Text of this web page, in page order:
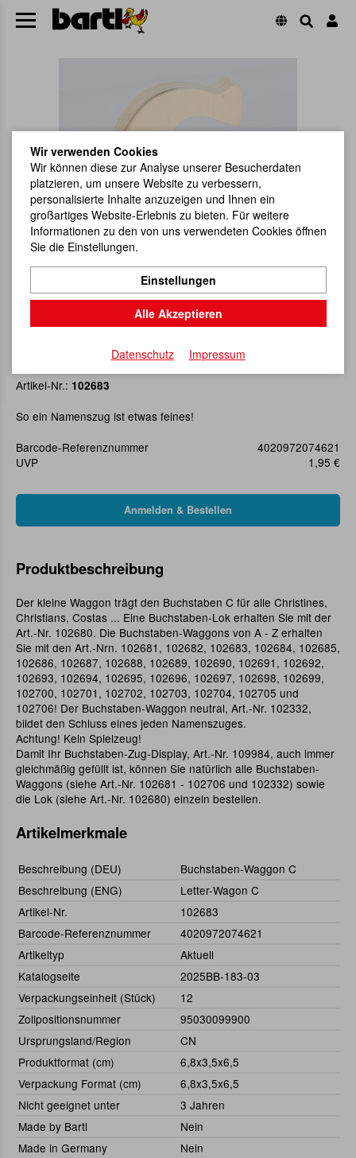
Buchstaben-Waggon C
Artikel-Nr.: 102683
So ein Namenszug ist etwas feines!
Barcode-Referenznummer
4020972074621
UVP
1,95 €
Produktbeschreibung
Der kleine Waggon trägt den Buchstaben C für alle Christines,
Christians, Costas ... Eine Buchstaben-Lok erhalten Sie mit der
Art.-Nr. 102680. Die Buchstaben-Waggons von A - Z erhalten
Sie mit den Art.-Nrn. 102681, 102682, 102683, 102684, 102685,
102686, 102687, 102688, 102689, 102690, 102691, 102692,
102693, 102694, 102695, 102696, 102697, 102698, 102699,
102700, 102701, 102702, 102703, 102704, 102705 und
102706! Der Buchstaben-Waggon neutral, Art.-Nr. 102332,
bildet den Schluss eines jeden Namenszuges.
Achtung! Kein Spielzeug!
Damit Ihr Buchstaben-Zug-Display, Art.-Nr. 109984, auch immer
gleichmäßig gefüllt ist, können Sie natürlich alle Buchstaben-
Waggons (siehe Art.-Nr. 102681 - 102706 und 102332) sowie
die Lok (siehe Art.-Nr. 102680) einzeln bestellen.
Artikelmerkmale
Beschreibung (DEU)
Buchstaben-Waggon C
Beschreibung (ENG)
Letter-Wagon C
Artikel-Nr.
102683
Barcode-Referenznummer
4020972074621
Artikeltyp
Aktuell
Katalogseite
2025BB-183-03
Verpackungseinheit (Stück)
12
Zollpositionsnummer
95030099900
Ursprungsland/Region
CN
Produktformat (cm)
6,8x3,5x6,5
Verpackung Format (cm)
6,8x3,5x6,5
Nicht geeignet unter
3 Jahren
Made by Bartl
Nein
Made in Germany
Nein
Wir verwenden Cookies
Wir können diese zur Analyse unserer Besucherdaten
platzieren, um unsere Website zu verbessern,
personalisierte Inhalte anzuzeigen und Ihnen ein
großartiges Website-Erlebnis zu bieten. Für weitere
Informationen zu den von uns verwendeten Cookies öffnen
Sie die Einstellungen.
Einstellungen
Alle Akzeptieren
Datenschutz Impressum